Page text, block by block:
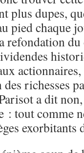
plus dupes,
pied chaque
refondation
actionnaires,
richesses
a dit non,
tout comme
exorbitants